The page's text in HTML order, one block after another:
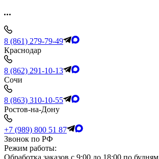
8 (861) 279-79-49
Краснодар
8 (862) 291-10-13
Сочи
8 (863) 310-10-55
Ростов-на-Дону
+7 (989) 800 51 87
Звонок по РФ
Режим работы:
Обработка заказов с 9:00 до 18:00 по будням